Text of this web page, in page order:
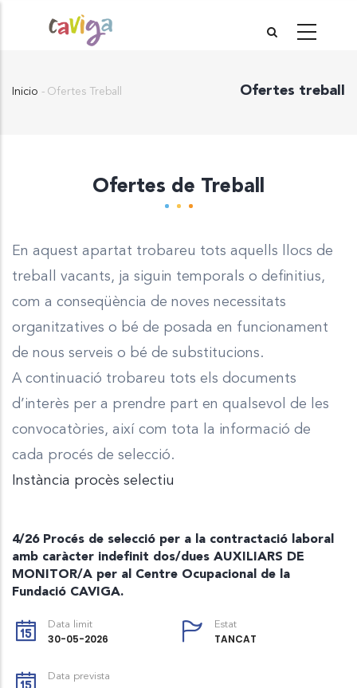
principal
Ofertes treball
navegación
Inicio - Ofertes Treball
Ofertes de Treball
En aquest apartat trobareu tots aquells llocs de
treball vacants, ja siguin temporals o definitius,
com a conseqüència de noves necessitats
organitzatives o bé de posada en funcionament
de nous serveis o bé de substitucions.
A continuació trobareu tots els documents
d’interès per a prendre part en qualsevol de les
convocatòries, així com tota la informació de
cada procés de selecció.
Instància procès selectiu
4/26 Procés de selecció per a la contractació laboral
amb caràcter indefinit dos/dues AUXILIARS DE
MONITOR/A per al Centre Ocupacional de la
Fundació CAVIGA.
Data limit
30-05-2026
Estat
TANCAT
Data prevista